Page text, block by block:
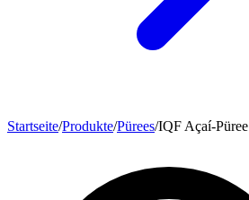
Startseite/Produkte/Pürees/IQF Açaí-Püree